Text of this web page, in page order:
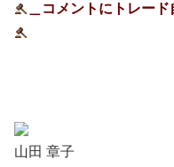
＿コメントにトレー
山田 章子